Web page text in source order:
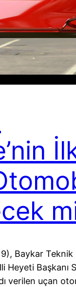
Baykar Teknik
Heyeti Başkanı
verilen uçan